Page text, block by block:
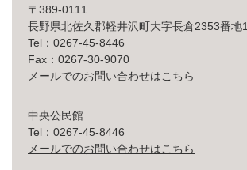
〒389-0111
長野県北佐久郡軽井沢町大字長倉2353番地1
Tel：0267-45-8446
Fax：0267-30-9070
メールでのお問い合わせはこちら
中央公民館
Tel：0267-45-8446
メールでのお問い合わせはこちら